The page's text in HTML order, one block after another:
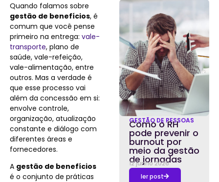
Quando falamos sobre
gestão de benefícios, é
comum que você pense
primeiro na entrega: vale-
transporte, plano de
saúde, vale-refeição,
vale-alimentação, entre
outros. Mas a verdade é
que esse processo vai
além da concessão em si:
envolve controle,
organização, atualização
constante e diálogo com
diferentes áreas e
fornecedores.
A gestão de benefícios
é o conjunto de práticas
GESTÃO DE PESSOAS
Como o RH
pode prevenir o
burnout por
meio da gestão
de jornadas
12 junho 2026
ler post